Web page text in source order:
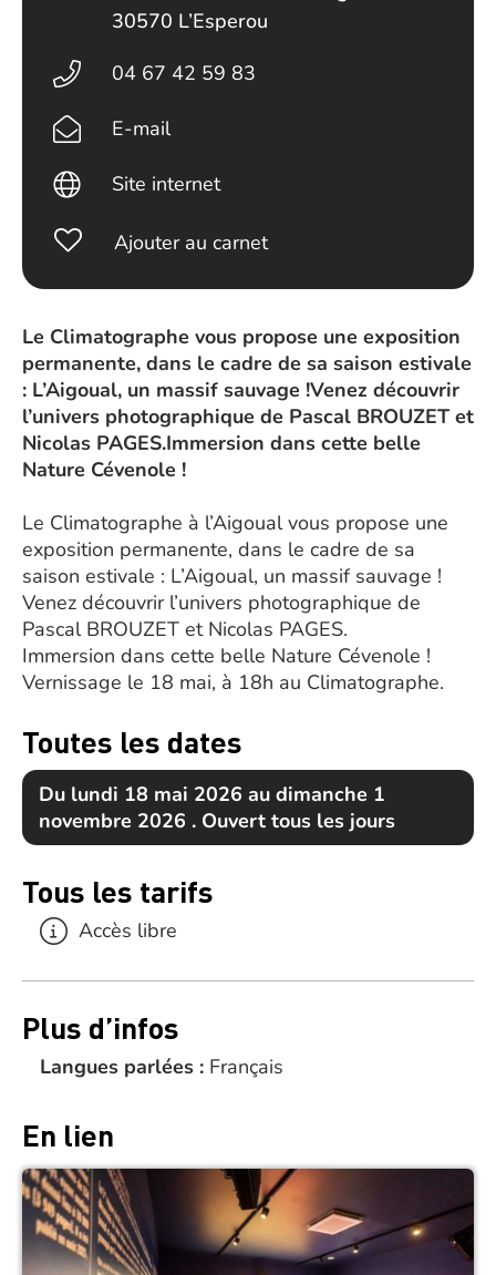
Le Climatographe vous propose une exposition
permanente, dans le cadre de sa saison estivale
: L’Aigoual, un massif sauvage !Venez découvrir
l’univers photographique de Pascal BROUZET et
Nicolas PAGES.Immersion dans cette belle
Nature Cévenole !
Le Climatographe à l’Aigoual vous propose une
exposition permanente, dans le cadre de sa
saison estivale : L’Aigoual, un massif sauvage !
Venez découvrir l’univers photographique de
Pascal BROUZET et Nicolas PAGES.
Immersion dans cette belle Nature Cévenole !
Vernissage le 18 mai, à 18h au Climatographe.
Toutes les dates
Du lundi 18 mai 2026 au dimanche 1
novembre 2026 . Ouvert tous les jours
Tous les tarifs
Accès libre
Plus d’infos
Langues parlées : Français
En lien
30570 L’Esperou
04 67 42 59 83
E-mail
Site internet
Ajouter au carnet